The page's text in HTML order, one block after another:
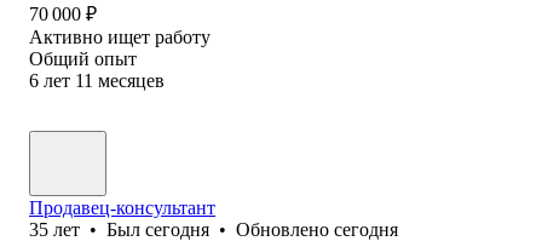
70 000 ₽
Активно ищет работу
Общий опыт
6 лет 11 месяцев
Продавец-консультант
35 лет • Был сегодня • Обновлено сегодня